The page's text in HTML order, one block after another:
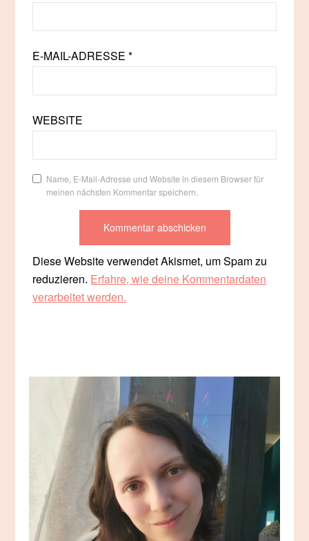
E-MAIL-ADRESSE*
WEBSITE
Name, E-Mail-Adresse und Website in diesem Browser für
meinen nächsten Kommentar speichern.
Diese Website verwendet Akismet, um Spam zu
reduzieren. Erfahre, wie deine Kommentardaten
verarbeitet werden.